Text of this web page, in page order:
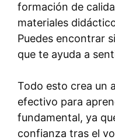
formación de
materiales
Puedes encontrar
que te ayuda a
Todo esto crea un
efectivo para
fundamental, ya
confianza tras el